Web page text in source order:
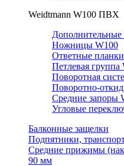
Weidtmann W100 ПВХ
Ножницы W100
Ответные
Петлевая группа
Поворотная
Поворотно-
Средние запоры
Угловые
Балконные защелки
Подпятники,
Средние прижимы
90 мм